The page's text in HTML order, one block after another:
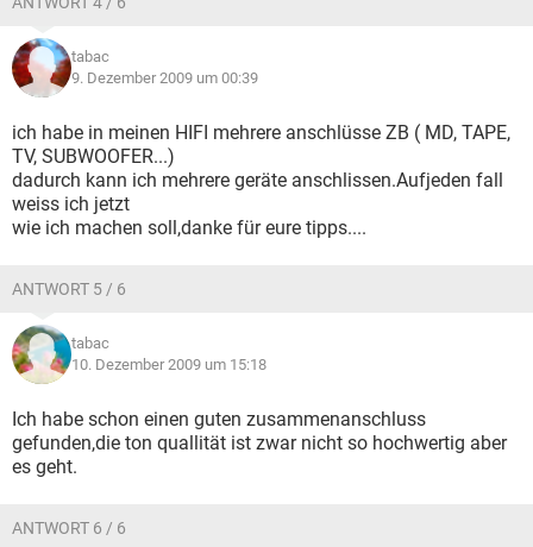
tabac
9. Dezember 2009 um 00:39
ich habe in meinen HIFI mehrere anschlüsse ZB ( MD, TAPE,
TV, SUBWOOFER...)
dadurch kann ich mehrere geräte anschlissen.Aufjeden fall
weiss ich jetzt
wie ich machen soll,danke für eure tipps....
ANTWORT 5 / 6
tabac
10. Dezember 2009 um 15:18
Ich habe schon einen guten zusammenanschluss
gefunden,die ton quallität ist zwar nicht so hochwertig aber
es geht.
ANTWORT 6 / 6